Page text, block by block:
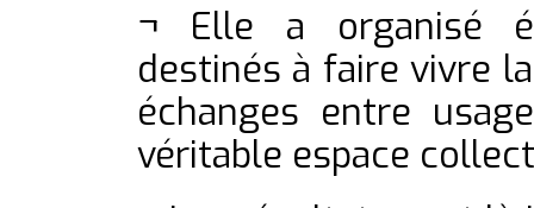
¬ Elle a organisé
destinés à faire vivre
échanges entre
véritable espace